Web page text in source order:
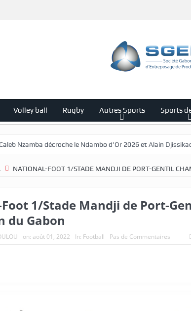
Volley ball Rugby Autres Sports Sports
décroche le Ndambo d’Or 2026 et Alain Djissikadié
NATIONAL-FOOT 1/STADE MANDJI DE PORT-GENTIL
1/Stade Mandji de Port-
du Gabon
on: août 01, 2022 In: Football Pas de Commentaires